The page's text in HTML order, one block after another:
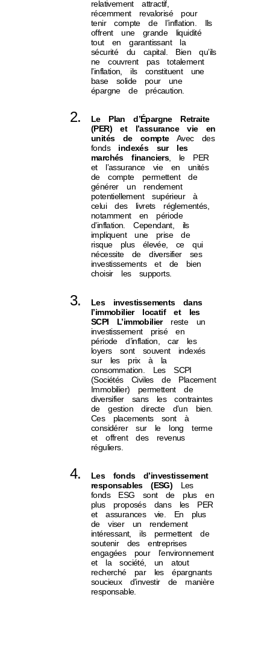
relativement attractif,
récemment revalorisé pour
tenir compte de l’inflation. Ils
offrent une grande liquidité
tout en garantissant la
sécurité du capital. Bien qu’ils
ne couvrent pas totalement
l’inflation, ils constituent une
base solide pour une
épargne de précaution.
Le Plan d’Épargne Retraite
(PER) et l’assurance vie en
unités de compteAvec des
fonds indexés sur les
marchés financiers, le PER
et l’assurance vie en unités
de compte permettent de
générer un rendement
potentiellement supérieur à
celui des livrets réglementés,
notamment en période
d’inflation. Cependant, ils
impliquent une prise de
risque plus élevée, ce qui
nécessite de diversifier ses
investissements et de bien
choisir les supports.
Les investissements dans
l’immobilier locatif et les
SCPI
L’immobilierreste un
investissement prisé en
période d’inflation, car les
loyers sont souvent indexés
sur les prix à la
consommation. Les SCPI
(Sociétés Civiles de Placement
Immobilier) permettent de
diversifier sans les contraintes
de gestion directe d’un bien.
Ces placements sont à
considérer sur le long terme
et offrent des revenus
réguliers.
Les fonds d’investissement
responsables (ESG) Les
fonds ESG sont de plus en
plus proposés dans les PER
et assurances vie. En plus
de viser un rendement
intéressant, ils permettent de
soutenir des entreprises
engagées pour l’environnement
et la société, un atout
recherché par les épargnants
soucieux d’investir de manière
responsable.